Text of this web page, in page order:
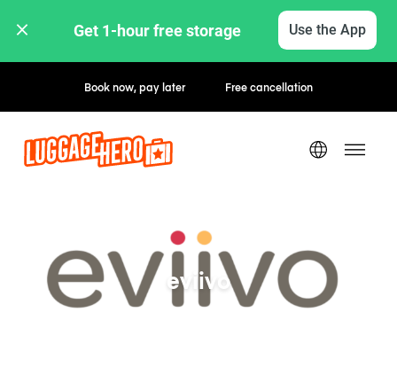
Get 1-hour free storage Use the App
Book now, pay later Free cancellation
eviivo